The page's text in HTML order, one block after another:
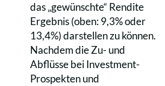
das „gewünschte“ Rendite
Ergebnis (oben: 9,3% oder
13,4%) darstellen zu können.
Nachdem die Zu- und
Abflüsse bei Investment-
Prospekten und